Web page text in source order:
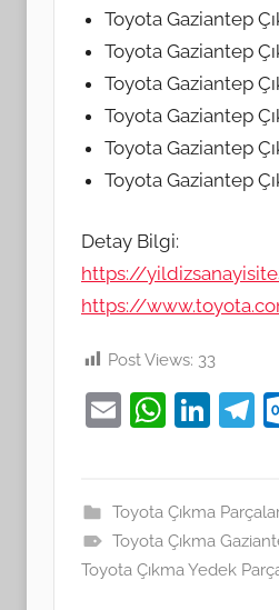
Toyota Gaziantep
Toyota Gaziantep
Toyota Gaziantep
Toyota Gaziantep
Toyota Gaziantep
Toyota Gaziantep
Detay Bilgi:
https://
https://
Post Views: 33
E
l
W
s
A
p
Li
e
dI
n
T
a
Toyota Çıkma
Toyota Çıkma
Toyota Çıkma Yedek